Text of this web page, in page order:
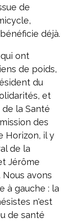
de
déjà.
ont
de poids,
du
et
la Santé
des
Horizon, il y
de la
Jérôme
Nous avons
à gauche : la
n'est
de santé